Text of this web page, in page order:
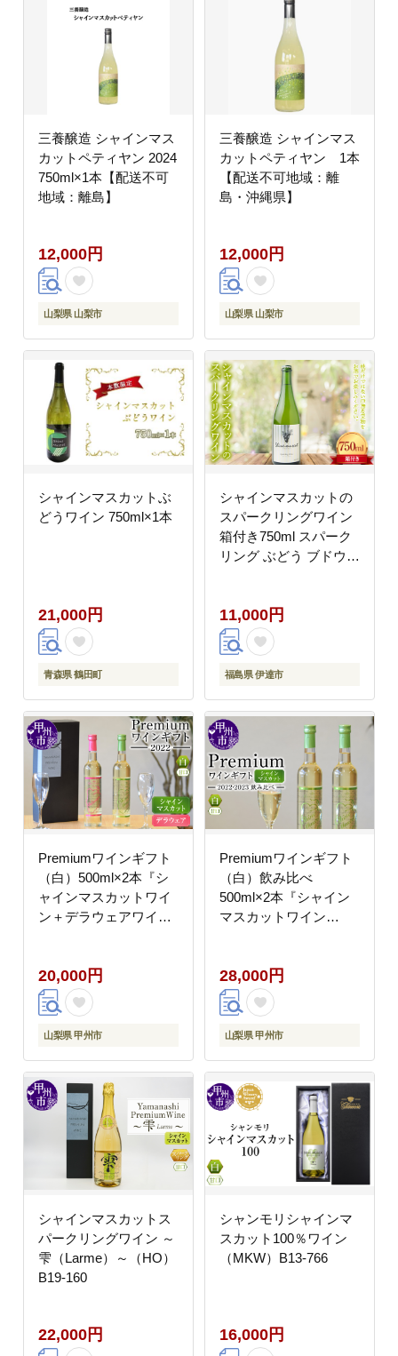
三養醸造 シャインマス
カットペティヤン 2024
750ml×1本【配送不可
地域：離島】
12,000円
山梨県 山梨市
三養醸造 シャインマス
カットペティヤン 1本
【配送不可地域：離
島・沖縄県】
12,000円
山梨県 山梨市
シャインマスカットぶ
どうワイン 750ml×1本
21,000円
青森県 鶴田町
シャインマスカットの
スパークリングワイン
箱付き750ml スパーク
リング ぶどう ブドウ
F20C-734
11,000円
福島県 伊達市
Premiumワインギフト
（白）500ml×2本『シ
ャインマスカットワイ
ン＋デラウェアワイ
20,000円
山梨県 甲州市
Premiumワインギフト
（白）飲み比べ
500ml×2本『シャイン
マスカットワイン
28,000円
山梨県 甲州市
シャインマスカットス
パークリングワイン ～
雫（Larme）～（HO）
B19-160
22,000円
シャンモリシャインマ
スカット100％ワイン
（MKW）B13-766
16,000円